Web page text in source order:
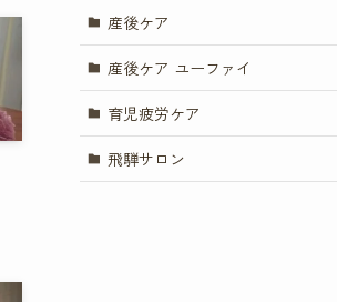
産後ケア
産後ケア ユーファイ
育児疲労ケア
飛騨サロン